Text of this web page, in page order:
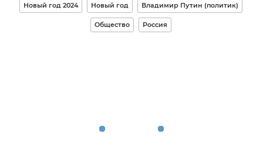
Новый год 2024 Новый год Владимир Путин (политик)
Общество Россия